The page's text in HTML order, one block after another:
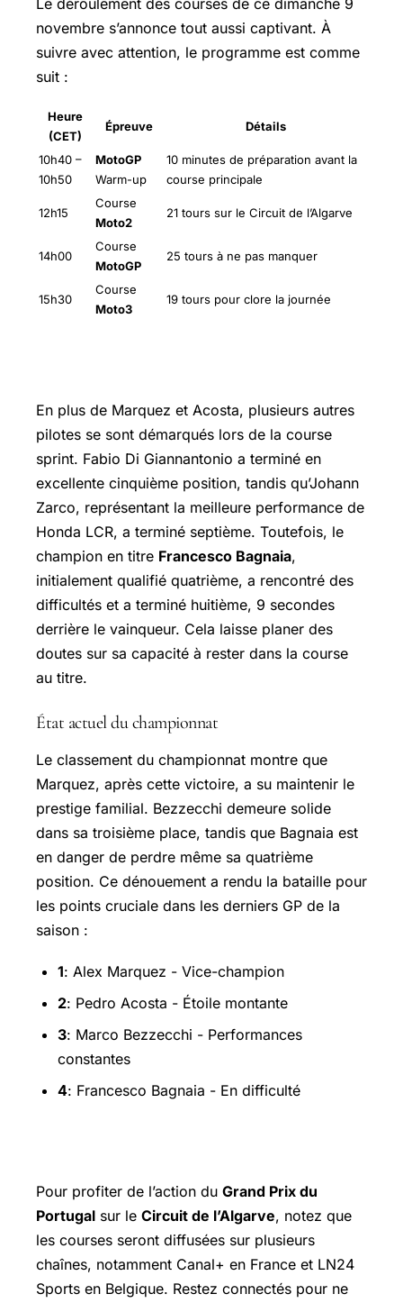
Le déroulement des courses de ce dimanche 9
novembre s’annonce tout aussi captivant. À
suivre avec attention, le programme est comme
suit :
Heure
(CET)
Épreuve Détails
10h40 –
10h50
MotoGP
Warm-up
10 minutes de préparation avant la
course principale
12h15
Course
Moto2
21 tours sur le Circuit de l’Algarve
14h00
Course
MotoGP
25 tours à ne pas manquer
15h30
Course
Moto3
19 tours pour clore la journée
En plus de Marquez et Acosta, plusieurs autres
pilotes se sont démarqués lors de la course
sprint. Fabio Di Giannantonio a terminé en
excellente cinquième position, tandis qu’Johann
Zarco, représentant la meilleure performance de
Honda LCR, a terminé septième. Toutefois, le
champion en titre Francesco Bagnaia,
initialement qualifié quatrième, a rencontré des
difficultés et a terminé huitième, 9 secondes
derrière le vainqueur. Cela laisse planer des
doutes sur sa capacité à rester dans la course
au titre.
État actuel du championnat
Le classement du championnat montre que
Marquez, après cette victoire, a su maintenir le
prestige familial. Bezzecchi demeure solide
dans sa troisième place, tandis que Bagnaia est
en danger de perdre même sa quatrième
position. Ce dénouement a rendu la bataille pour
les points cruciale dans les derniers GP de la
saison :
1: Alex Marquez - Vice-champion
2: Pedro Acosta - Étoile montante
3: Marco Bezzecchi - Performances
constantes
4: Francesco Bagnaia - En difficulté
Pour profiter de l’action du Grand Prix du
Portugal sur le Circuit de l’Algarve, notez que
les courses seront diffusées sur plusieurs
chaînes, notamment Canal+ en France et LN24
Sports en Belgique. Restez connectés pour ne